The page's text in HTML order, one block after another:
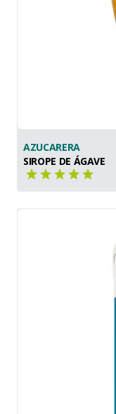
AZUCARERA
SIROPE DE ÁGAVE